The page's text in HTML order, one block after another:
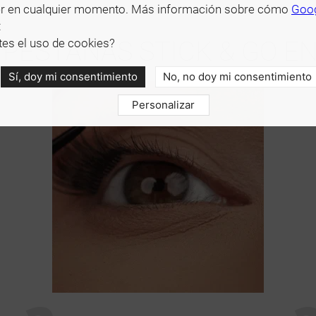
STICK & GO EN
en cualquier momento. Más información sobre cómo
el uso de cookies?
Sí, doy mi consentimiento No, no doy mi consentimiento
Personalizar